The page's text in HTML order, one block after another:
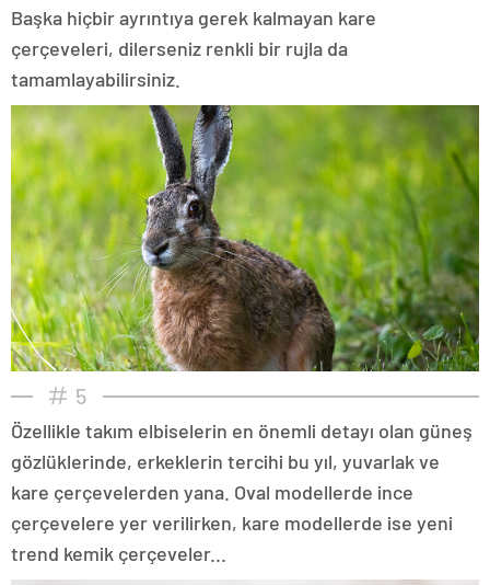
Başka hiçbir ayrıntıya gerek kalmayan kare
çerçeveleri, dilerseniz renkli bir rujla da
tamamlayabilirsiniz.
5
Özellikle takım elbiselerin en önemli detayı olan güneş
gözlüklerinde, erkeklerin tercihi bu yıl, yuvarlak ve
kare çerçevelerden yana. Oval modellerde ince
çerçevelere yer verilirken, kare modellerde ise yeni
trend kemik çerçeveler...